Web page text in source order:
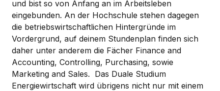
und bist so von Anfang an im Arbeitsleben
eingebunden. An der Hochschule stehen dagegen
die betriebswirtschaftlichen Hintergründe im
Vordergrund, auf deinem Stundenplan finden sich
daher unter anderem die Fächer Finance and
Accounting, Controlling, Purchasing, sowie
Marketing and Sales. Das Duale Studium
Energiewirtschaft wird übrigens nicht nur mit einem